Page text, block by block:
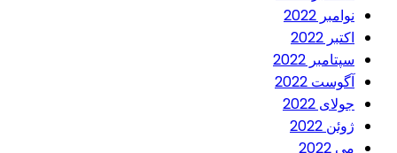
نوامبر 2022
اکتبر 2022
سپتامبر 2022
آگوست 2022
جولای 2022
ژوئن 2022
می 2022